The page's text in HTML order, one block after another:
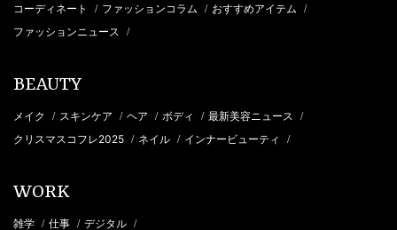
コーディネート / ファッションコラム / おすすめアイテム /
ファッションニュース /
BEAUTY
メイク / スキンケア / ヘア / ボディ / 最新美容ニュース /
クリスマスコフレ2025 / ネイル / インナービューティ /
WORK
雑学 / 仕事 / デジタル /